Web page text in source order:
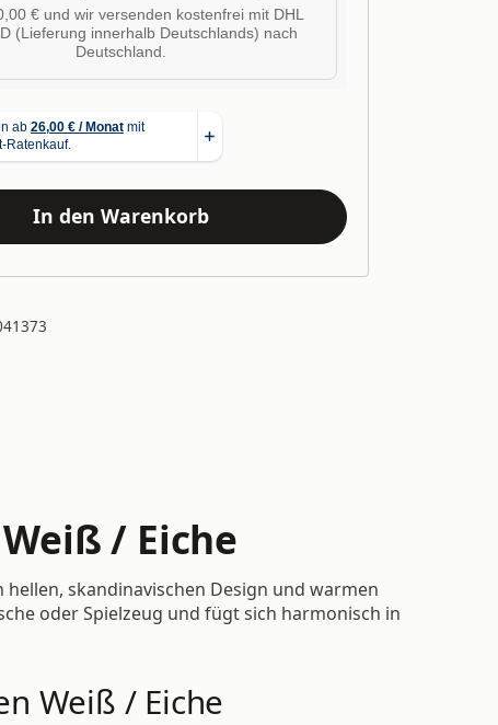
€ und wir versenden kostenfrei mit DHL
(Lieferung innerhalb Deutschlands) nach
Deutschland.
In den Warenkorb
/ Eiche
skandinavischen Design und warmen
oder Spielzeug und fügt sich harmonisch in
Weiß / Eiche